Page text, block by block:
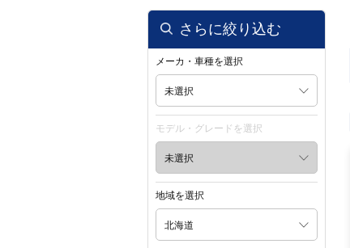
さらに絞り込む
メーカ・車種を選択
未選択
モデル・グレードを選択
未選択
地域を選択
北海道